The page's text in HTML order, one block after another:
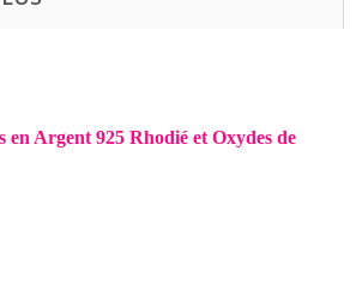
en Argent 925 Rhodié et Oxydes de